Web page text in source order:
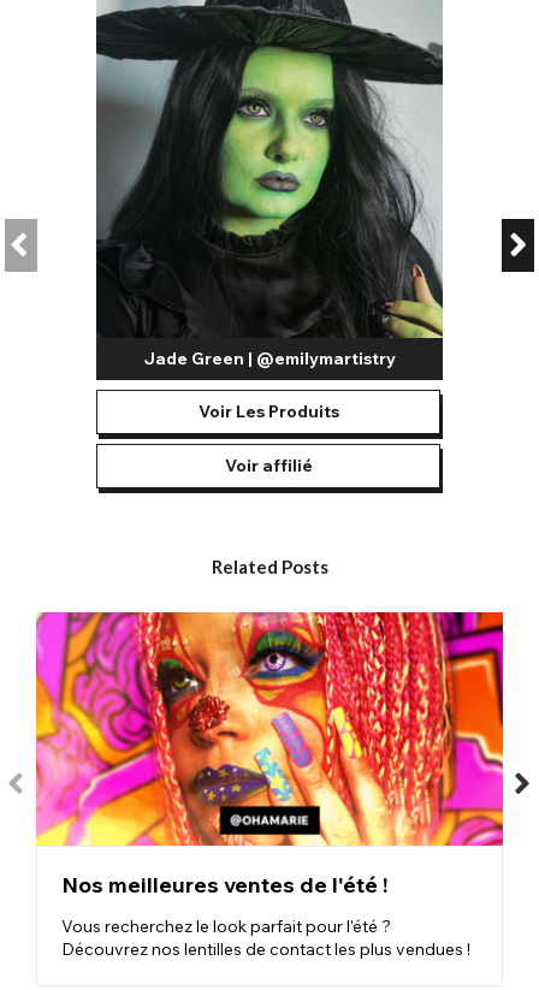
Jade Green | @emilymartistry
Voir Les Produits
Voir affilié
Related Posts
Nos meilleures ventes de l'été !
Vous recherchez le look parfait pour l'été ?
Découvrez nos lentilles de contact les plus vendues !